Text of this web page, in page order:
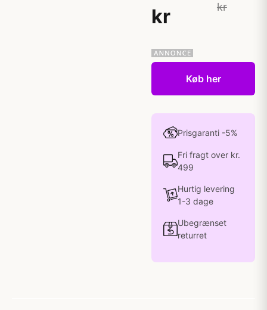
kr
kr
Køb her
Prisgaranti -5%
Fri fragt over kr.
499
Hurtig levering
1-3 dage
Ubegrænset
returret